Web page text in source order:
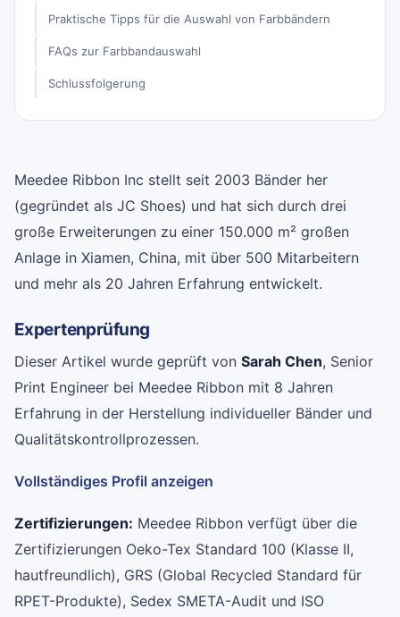
Praktische Tipps für die Auswahl von Farbbändern
FAQs zur Farbbandauswahl
Schlussfolgerung
Meedee Ribbon Inc stellt seit 2003 Bänder her
(gegründet als JC Shoes) und hat sich durch drei
große Erweiterungen zu einer 150.000 m² großen
Anlage in Xiamen, China, mit über 500 Mitarbeitern
und mehr als 20 Jahren Erfahrung entwickelt.
Expertenprüfung
Dieser Artikel wurde geprüft von Sarah Chen, Senior
Print Engineer bei Meedee Ribbon mit 8 Jahren
Erfahrung in der Herstellung individueller Bänder und
Qualitätskontrollprozessen.
Vollständiges Profil anzeigen
Zertifizierungen: Meedee Ribbon verfügt über die
Zertifizierungen Oeko-Tex Standard 100 (Klasse II,
hautfreundlich), GRS (Global Recycled Standard für
RPET-Produkte), Sedex SMETA-Audit und ISO